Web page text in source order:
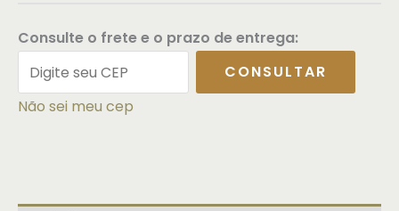
Consulte o frete e o prazo de entrega:
CONSULTAR
Não sei meu cep